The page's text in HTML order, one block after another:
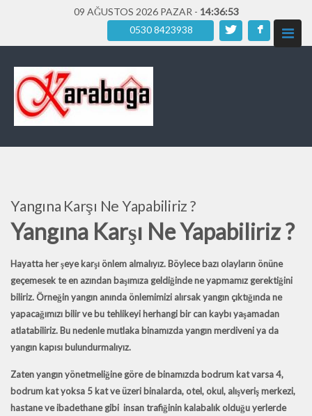
09 AĞUSTOS 2026 PAZAR - 14:36:55
0530 8423938
Yangına Karşı Ne Yapabiliriz ?
Yangına Karşı Ne Yapabiliriz ?
Hayatta her şeye karşı önlem almalıyız. Böylece bazı olayların önüne
geçemesek te en azından başımıza geldiğinde ne yapmamız gerektiğini
biliriz. Örneğin yangın anında önlemimizi alırsak yangın çıktığında ne
yapacağımızı bilir ve bu tehlikeyi herhangi bir can kaybı yaşamadan
atlatabiliriz. Bu nedenle mutlaka binamızda yangın merdiveni ya da
yangın kapısı bulundurmalıyız.
Zatenyangın yönetmeliğinegöre de binamızda bodrum kat varsa 4,
bodrum kat yoksa 5 kat ve üzeri binalarda, otel, okul, alışveriş merkezi,
hastane ve ibadethane gibi insan trafiğinin kalabalık olduğu yerlerde